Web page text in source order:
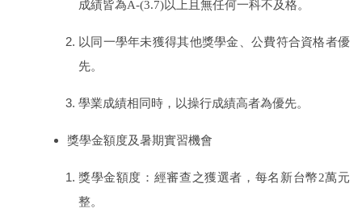
海事工程學程網頁
系友交流
成績皆為A-(3.7)以上且無任何一科不及格。
以同一學年未獲得其他獎學金、公費符合資格者優
先。
學業成績相同時，以操行成績高者為優先。
獎學金額度及暑期實習機會
獎學金額度：經審查之獲選者，每名新台幣2萬元
整。